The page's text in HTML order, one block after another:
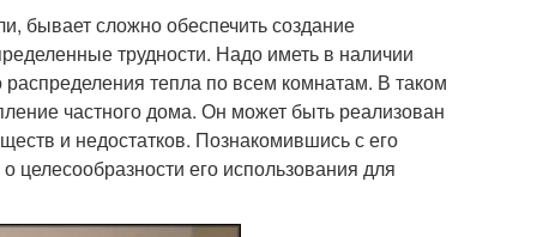
бывает сложно обеспечить создание
трудности. Надо иметь в наличии
тепла по всем комнатам. В таком
частного дома. Он может быть реализован
и недостатков. Познакомившись с его
его использования для